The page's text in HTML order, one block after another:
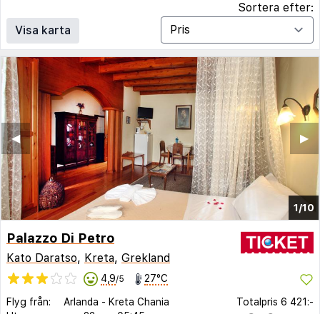
Visa karta
Sortera efter:
1/10
▶︎
◀︎
Palazzo Di Petro
Kato Daratso, Kreta, Grekland
4,9/5 27°C
Flyg från: Arlanda - Kreta Chania
Totalpris 6 421:-